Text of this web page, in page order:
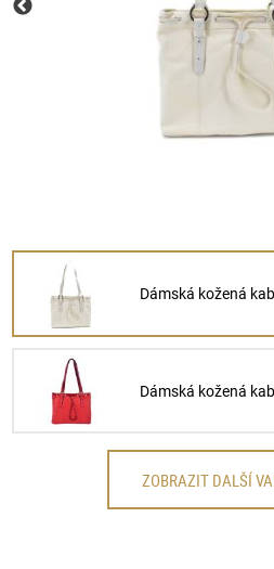
Dámská kožená
Dámská kožená
ZOBRAZIT DALŠÍ